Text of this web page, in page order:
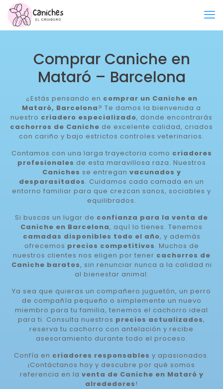
Comprar Caniche en
Mataró – Barcelona
¿Estás pensando en comprar un Caniche en
Mataró, Barcelona? Te damos la bienvenida a
nuestro criadero especializado, donde encontrarás
cachorros de Caniche de excelente calidad, criados
con cariño y bajo estrictos controles veterinarios.
Contamos con una larga trayectoria como criadores
profesionales de esta maravillosa raza. Nuestros
Caniches se entregan vacunados y
desparasitados. Cuidamos cada camada en un
entorno familiar para que crezcan sanos, sociables y
equilibrados.
Si buscas un lugar de confianza para la venta de
Caniche en Barcelona, aquí lo tienes. Tenemos
camadas disponibles todo el año, y además
ofrecemos precios competitivos. Muchos de
nuestros clientes nos eligen por tener cachorros de
Caniche baratos, sin renunciar nunca a la calidad ni
al bienestar animal.
Ya sea que quieras un compañero juguetón, un perro
de compañía pequeño o simplemente un nuevo
miembro para tu familia, tenemos el cachorro ideal
para ti. Consulta nuestros precios actualizados,
reserva tu cachorro con antelación y recibe
asesoramiento durante todo el proceso.
Confía en criadores responsables y apasionados.
¡Contáctanos hoy y descubre por qué somos
referencia en la venta de Caniche en Mataró y
alrededores!